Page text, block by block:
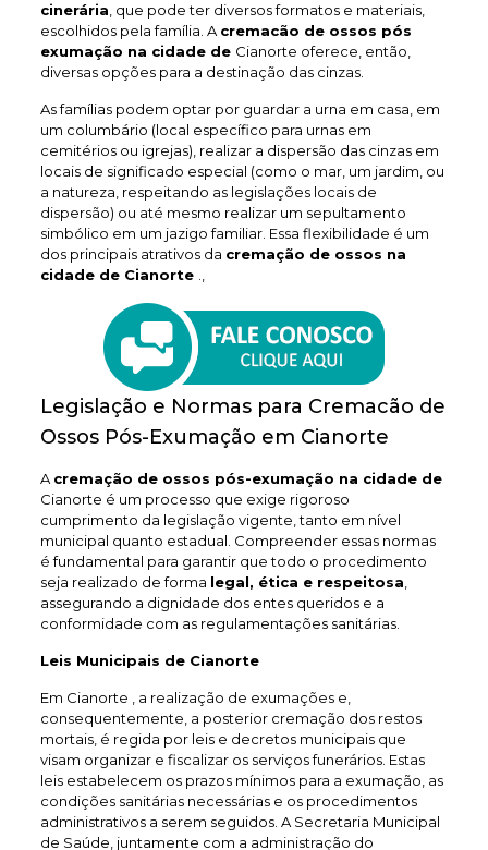
cinerária , que pode ter diversos formatos e materiais,
escolhidos pela família. A cremacão de ossos pós
exumação na cidade de Cianorte oferece, então,
diversas opções para a destinação das cinzas.
As famílias podem optar por guardar a urna em casa, em
um columbário (local específico para urnas em
cemitérios ou igrejas), realizar a dispersão das cinzas em
locais de significado especial (como o mar, um jardim, ou
a natureza, respeitando as legislações locais de
dispersão) ou até mesmo realizar um sepultamento
simbólico em um jazigo familiar. Essa flexibilidade é um
dos principais atrativos da cremação de ossos na
cidade de Cianorte
Legislação e Normas para Cremacão de
Ossos Pós-Exumação em Cianorte
A cremação de ossos pós-exumação na cidade de
Cianorte é um processo que exige rigoroso
cumprimento da legislação vigente, tanto em nível
municipal quanto estadual. Compreender essas normas
é fundamental para garantir que todo o procedimento
seja realizado de forma legal, ética e respeitosa
assegurando a dignidade dos entes queridos e a
conformidade com as regulamentações sanitárias.
Leis Municipais de Cianorte
Em Cianorte , a realização de exumações e,
consequentemente, a posterior cremação dos restos
mortais, é regida por leis e decretos municipais que
visam organizar e fiscalizar os serviços funerários. Estas
leis estabelecem os prazos mínimos para a exumação, as
condições sanitárias necessárias e os procedimentos
administrativos a serem seguidos. A Secretaria Municipal
de Saúde, juntamente com a administração do